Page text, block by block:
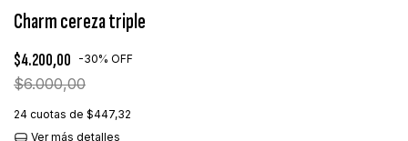
Charm cereza triple
$4.200,00 -30% OFF
$6.000,00
24 cuotas de $447,32
Ver más detalles